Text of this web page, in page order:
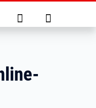
Suche Anmelden